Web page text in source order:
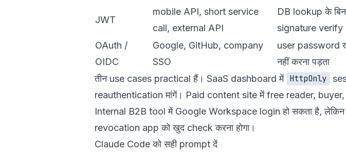
JWT
mobile API, short service
call, external API
DB lookup के
signature verify
OAuth /
OIDC
Google, GitHub, company
SSO
user password
नहीं करना पड़ता
तीन use cases practical हैं। SaaS dashboard में HttpOnly
reauthentication मांगें। Paid content site में free reader,
Internal B2B tool में Google Workspace login हो सकता है,
revocation app को खुद check करना होगा।
Claude Code को सही prompt दें